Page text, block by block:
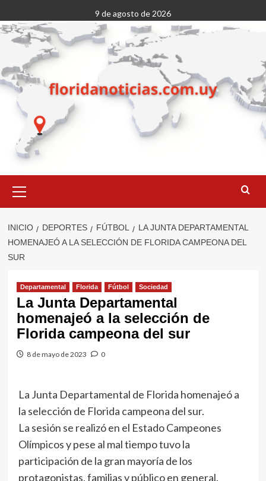
al
contenido
9 de agosto de 2026
primario
INICIO DEPORTES FÚTBOL
LA JUNTA DEPARTAMENTAL
HOMENAJEÓ A LA SELECCIÓN DE FLORIDA CAMPEONA DEL
SUR
Departamental Florida Fútbol Sociedad
La Junta Departamental
homenajeó a la selección de
Florida campeona del sur
8 de mayo de 2023 0
La Junta Departamental de Florida homenajeó a
la selección de Florida campeona del sur.
La sesión se realizó en el Estado Campeones
Olímpicos y pese al mal tiempo tuvo la
participación de la gran mayoría de los
protagonistas, familias y público en general.